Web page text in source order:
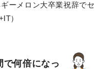
ーメロン大卒業祝辞でセ
）
で何倍になっ